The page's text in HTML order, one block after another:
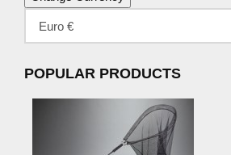
POPULAR PRODUCTS